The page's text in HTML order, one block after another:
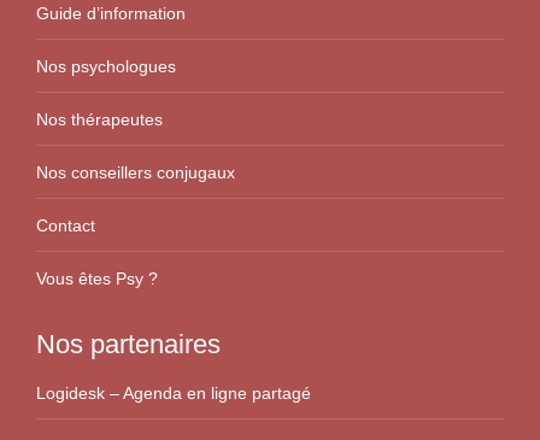
Guide d’information
Nos psychologues
Nos thérapeutes
Nos conseillers conjugaux
Contact
Vous êtes Psy ?
Nos partenaires
Logidesk – Agenda en ligne partagé